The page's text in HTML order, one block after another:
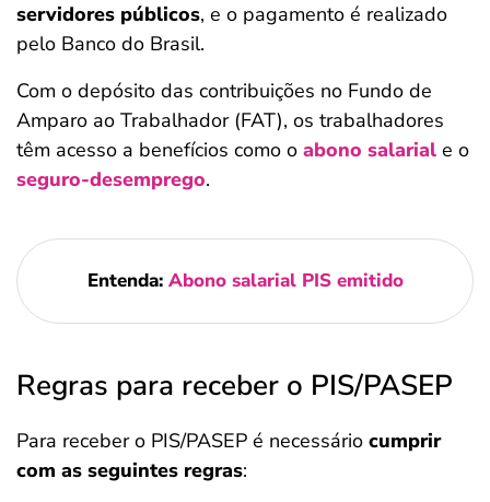
servidores públicos, e o pagamento é realizado
pelo Banco do Brasil.
Com o depósito das contribuições no Fundo de
Amparo ao Trabalhador (FAT), os trabalhadores
têm acesso a benefícios como o abono salarial e o
seguro-desemprego.
Entenda: Abono salarial PIS emitido
Regras para receber o PIS/PASEP
Para receber o PIS/PASEP é necessário cumprir
com as seguintes regras: